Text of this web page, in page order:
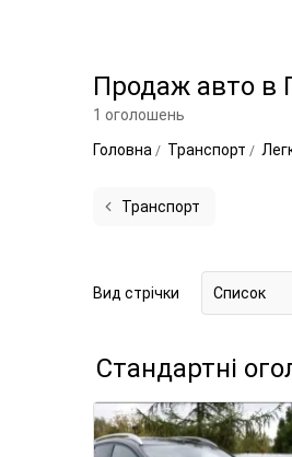
Продаж авто в
1 оголошень
Головна
Транспорт
Транспорт
Вид стрічки Список
Стандартні